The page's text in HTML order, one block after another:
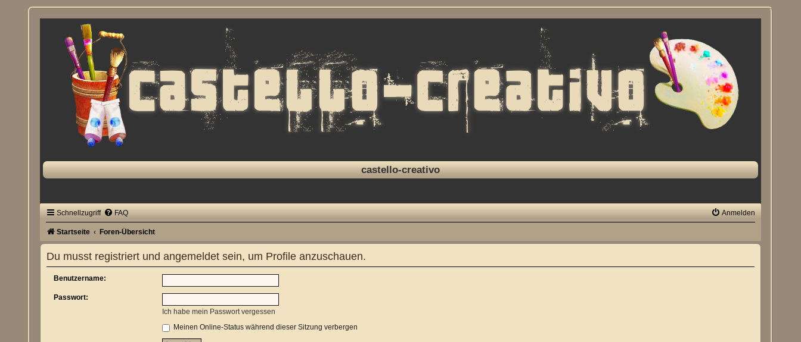
castello-creativo
Schnellzugriff FAQ Anmelden
Startseite Foren-Übersicht
Du musst registriert und angemeldet sein, um Profile anzuschauen.
Benutzername:
Passwort:
Ich habe mein Passwort vergessen
Meinen Online-Status während dieser Sitzung verbergen